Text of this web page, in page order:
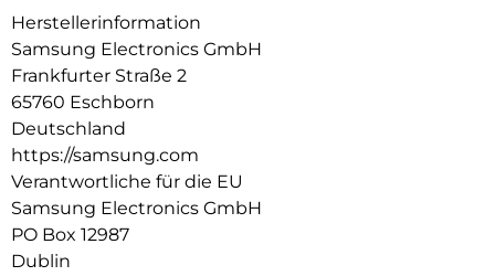
Herstellerinformation
Samsung Electronics GmbH
Frankfurter Straße 2
65760 Eschborn
Deutschland
https://samsung.com
Verantwortliche für die EU
Samsung Electronics GmbH
PO Box 12987
Dublin